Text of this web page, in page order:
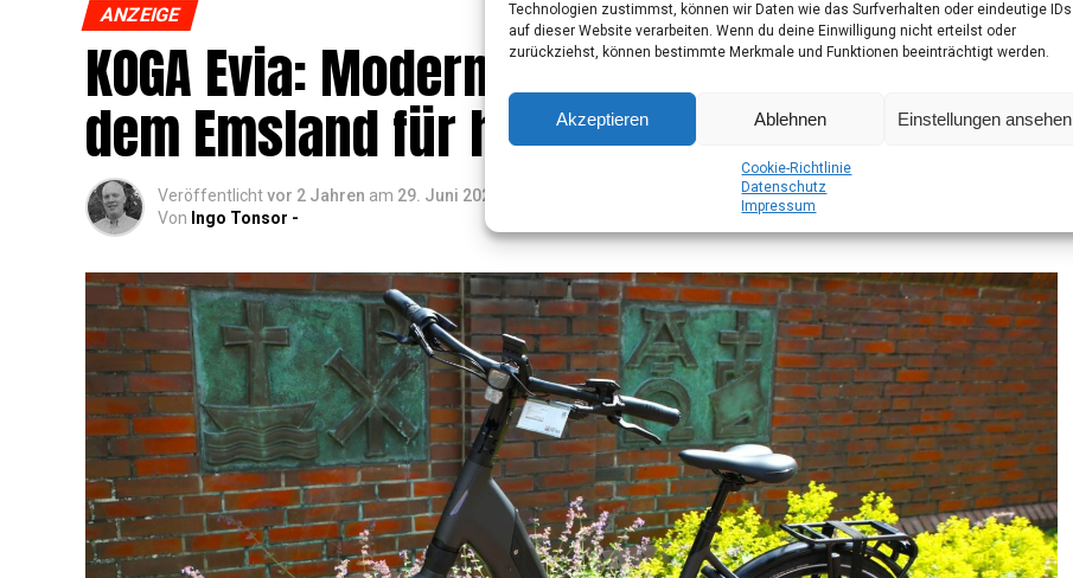
Technologien zustimmst, können wir Daten wie das Surfverhalten oder eindeutige IDs
auf dieser Website verarbeiten. Wenn du deine Einwilligung nicht erteilst oder
zurückziehst, können bestimmte Merkmale und Funktionen beeinträchtigt werden.
Akzeptieren Ablehnen Einstellungen ansehen
Coo­kie-Richt­li­nie
Daten­schutz
Impres­sum
ANZEIGE
KOGA Evia: Moderns­te Fahr­rad­tech­nik aus
dem Ems­land für höchs­ten Fahrkomfort
Veröffentlichtvor 2 Jahren am 29. Juni 2024
Von Ingo Tonsor -